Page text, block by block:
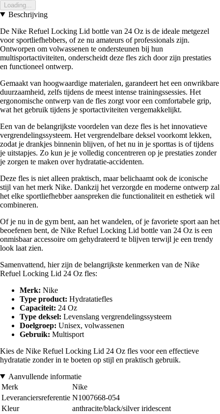
Loading...
Beschrijving
De Nike Refuel Locking Lid bottle van 24 Oz is de ideale metgezel
voor sportliefhebbers, of ze nu amateurs of professionals zijn.
Ontworpen om volwassenen te ondersteunen bij hun
multisportactiviteiten, onderscheidt deze fles zich door zijn prestaties
en functioneel ontwerp.
Gemaakt van hoogwaardige materialen, garandeert het een onwrikbare
duurzaamheid, zelfs tijdens de meest intense trainingssessies. Het
ergonomische ontwerp van de fles zorgt voor een comfortabele grip,
wat het gebruik tijdens je sportactiviteiten vergemakkelijkt.
Een van de belangrijkste voordelen van deze fles is het innovatieve
vergrendelingssysteem. Het vergrendelbare deksel voorkomt lekken,
zodat je drankjes binnenin blijven, of het nu in je sporttas is of tijdens
je uitstapjes. Zo kun je je volledig concentreren op je prestaties zonder
je zorgen te maken over hydratatie-accidenten.
Deze fles is niet alleen praktisch, maar belichaamt ook de iconische
stijl van het merk Nike. Dankzij het verzorgde en moderne ontwerp zal
het elke sportliefhebber aanspreken die functionaliteit en esthetiek wil
combineren.
Of je nu in de gym bent, aan het wandelen, of je favoriete sport aan het
beoefenen bent, de Nike Refuel Locking Lid bottle van 24 Oz is een
onmisbaar accessoire om gehydrateerd te blijven terwijl je een trendy
look laat zien.
Samenvattend, hier zijn de belangrijkste kenmerken van de Nike
Refuel Locking Lid 24 Oz fles:
Merk: Nike
Type product: Hydratatiefles
Capaciteit: 24 Oz
Type deksel: Levenslang vergrendelingssysteem
Doelgroep: Unisex, volwassenen
Gebruik: Multisport
Kies de Nike Refuel Locking Lid 24 Oz fles voor een effectieve
hydratatie zonder in te boeten op stijl en praktisch gebruik.
Aanvullende informatie
Merk
Nike
Leveranciersreferentie N1007668-054
Kleur
anthracite/black/silver iridescent